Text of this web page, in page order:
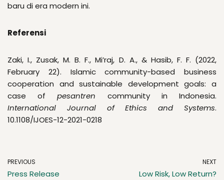
baru di era modern ini.
Referensi
Zaki, I., Zusak, M. B. F., Mi’raj, D. A., & Hasib, F. F. (2022,
February 22). Islamic community-based business
cooperation and sustainable development goals: a
case ofpesantren community in Indonesia.
International Journal of Ethics and Systems.
10.1108/IJOES-12-2021-0218
PREVIOUS
Press Release
NEXT
Low Risk, Low Return?